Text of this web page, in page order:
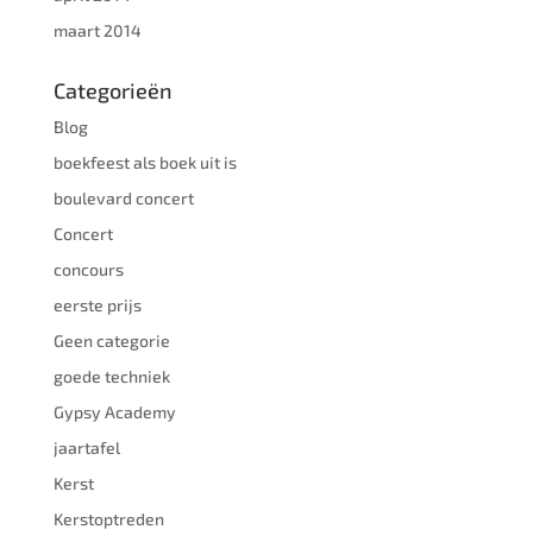
maart 2014
Categorieën
Blog
boekfeest als boek uit is
boulevard concert
Concert
concours
eerste prijs
Geen categorie
goede techniek
Gypsy Academy
jaartafel
Kerst
Kerstoptreden